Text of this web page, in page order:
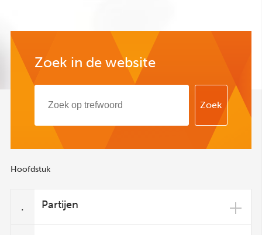
Zoek in de website
Hoofdstuk
. Partijen